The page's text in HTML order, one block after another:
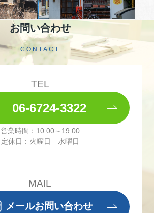
お問い合わせ
CONTACT
TEL
06-6724-3322
営業時間：10:00～19:00
定休日：火曜日 水曜日
MAIL
メールお問い合わせ